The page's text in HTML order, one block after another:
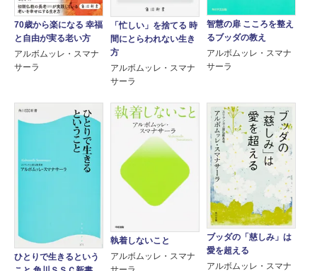
70歳から楽になる 幸福
と自由が実る老い方
アルボムッレ・スマナ
サーラ
「忙しい」を捨てる 時
間にとらわれない生き
方
アルボムッレ・スマナ
サーラ
智慧の扉 こころを整え
るブッダの教え
アルボムッレ・スマナ
サーラ
ひとりで生きるという
執着しないこと
アルボムッレ・スマナ
ブッダの「慈しみ」は
愛を超える
アルボムッレ・スマナ